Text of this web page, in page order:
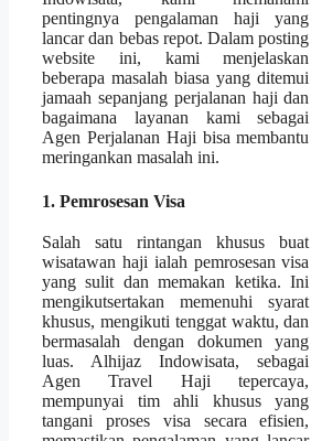
pentingnya pengalaman haji yang
lancar dan bebas repot. Dalam posting
website ini, kami menjelaskan
beberapa masalah biasa yang ditemui
jamaah sepanjang perjalanan haji dan
bagaimana layanan kami sebagai
Agen Perjalanan Haji bisa membantu
meringankan masalah ini.
1. Pemrosesan Visa
Salah satu rintangan khusus buat
wisatawan haji ialah pemrosesan visa
yang sulit dan memakan ketika. Ini
mengikutsertakan memenuhi syarat
khusus, mengikuti tenggat waktu, dan
bermasalah dengan dokumen yang
luas. Alhijaz Indowisata, sebagai
Agen Travel Haji tepercaya,
mempunyai tim ahli khusus yang
tangani proses visa secara efisien,